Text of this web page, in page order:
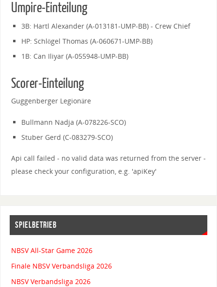
Umpire-Einteilung
3B: Hartl Alexander (A-013181-UMP-BB) - Crew Chief
HP: Schlögel Thomas (A-060671-UMP-BB)
1B: Can Iliyar (A-055948-UMP-BB)
Scorer-Einteilung
Guggenberger Legionäre
Bullmann Nadja (A-078226-SCO)
Stuber Gerd (C-083279-SCO)
Api call failed - no valid data was returned from the server -
please check your configuration, e.g. 'apiKey'
SPIELBETRIEB
NBSV All-Star Game 2026
Finale NBSV Verbandsliga 2026
NBSV Verbandsliga 2026